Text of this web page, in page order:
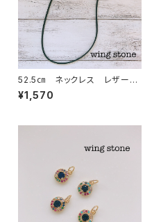
52.5㎝ ネックレス レザー
紐 ブラック
¥1,570